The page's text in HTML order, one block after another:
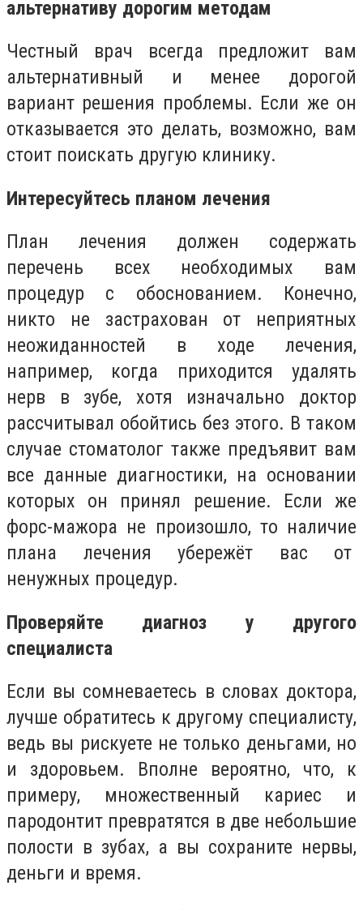
альтернативу дорогим методам
Честный врач всегда предложит вам
альтернативный и менее дорогой
вариант решения проблемы. Если же он
отказывается это делать, возможно, вам
стоит поискать другую клинику.
Интересуйтесь планом лечения
План лечения должен содержать
перечень всех необходимых вам
процедур с обоснованием. Конечно,
никто не застрахован от неприятных
неожиданностей в ходе лечения,
например, когда приходится удалять
нерв в зубе, хотя изначально доктор
рассчитывал обойтись без этого. В таком
случае стоматолог также предъявит вам
все данные диагностики, на основании
которых он принял решение. Если же
форс-мажора не произошло, то наличие
плана лечения убережёт вас от
ненужных процедур.
Проверяйте диагноз у другого
специалиста
Если вы сомневаетесь в словах доктора,
лучше обратитесь к другому специалисту,
ведь вы рискуете не только деньгами, но
и здоровьем. Вполне вероятно, что, к
примеру, множественный кариес и
пародонтит превратятся в две небольшие
полости в зубах, а вы сохраните нервы,
деньги и время.